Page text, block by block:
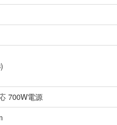
700W電源